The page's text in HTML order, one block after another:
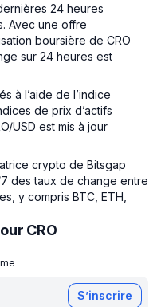
24 heures
Avec une offre
boursière de CRO
sur 24 heures est
à l’aide de l’indice
de prix d’actifs
USD est mis à jour
crypto de Bitsgap
des taux de change entre
y compris BTC, ETH,
CRO
S’inscrire